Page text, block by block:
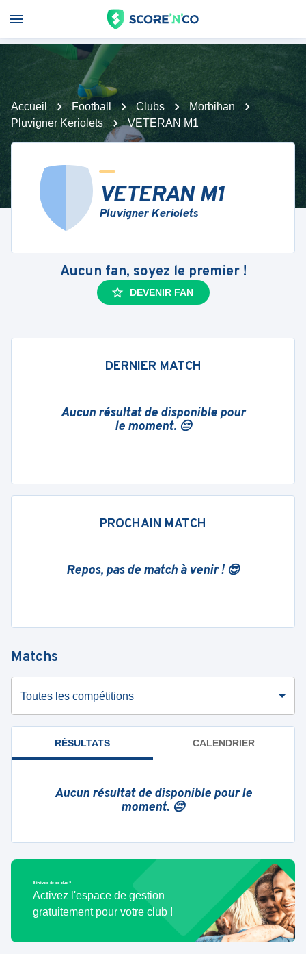
Accueil Football Clubs
Morbihan
Pluvigner Keriolets
VETERAN M1
VETERAN M1
Pluvigner Keriolets
Aucun fan, soyez le premier !
DEVENIR FAN
DERNIER MATCH
Aucun résultat de disponible pour
le moment. 😔
PROCHAIN MATCH
Repos, pas de match à venir ! 😎
Matchs
Toutes les compétitions
RÉSULTATS CALENDRIER
Aucun résultat de disponible pour le
moment. 😔
Bénévole de ce club ?
Activez l'espace de gestion
gratuitement pour votre club !